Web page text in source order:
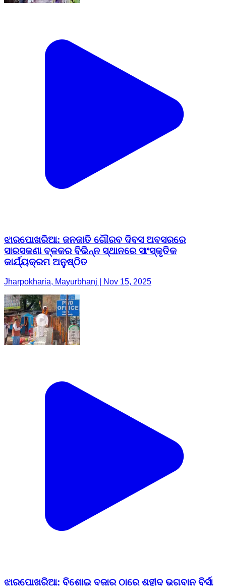
ଝାରପୋଖରିଆ: ଜନଜାତି ଗୌରବ ଦିବସ ଅବସରରେ
ସାରସକଣା ବ୍ଳକର ବିଭିନ୍ନ ସ୍ଥାନରେ ସାଂସ୍କୃତିକ
କାର୍ଯ୍ୟକ୍ରମ ଅନୁଷ୍ଠିତ
Jharpokharia, Mayurbhanj | Nov 15, 2025
ଝାରପୋଖରିଆ: ବିଶୋଇ ବଜାର ଠାରେ ଶହୀଦ ଭଗବାନ ବିର୍ସା